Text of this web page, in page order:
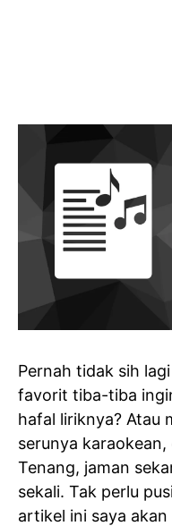
Pernah tidak sih
favorit tiba-tiba
hafal liriknya? Atau
serunya
Tenang, jaman
sekali. Tak perlu
artikel ini saya